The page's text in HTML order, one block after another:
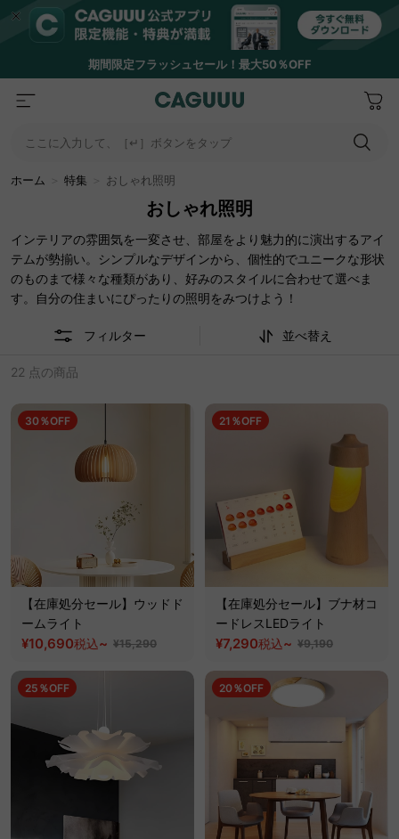
期間限定フラッシュセール！最大50％OFF
ここに入力して、［↵］ボタンをタップ
ホーム 特集 おしゃれ照明
おしゃれ照明
インテリアの雰囲気を一変させ、部屋をより魅力的に演出するアイ
テムが勢揃い。シンプルなデザインから、個性的でユニークな形状
のものまで様々な種類があり、好みのスタイルに合わせて選べま
す。自分の住まいにぴったりの照明をみつけよう！
フィルター 並べ替え
22 点の商品
30％OFF
【在庫処分セール】ウッドド
ームライト
¥10,690税込~ ¥15,290
21％OFF
【在庫処分セール】ブナ材コ
ードレスLEDライト
¥7,290税込~ ¥9,190
25％OFF 20％OFF